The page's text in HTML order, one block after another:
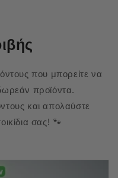
που μπορείτε να
προϊόντα.
και απολαύστε
σας! 🐾